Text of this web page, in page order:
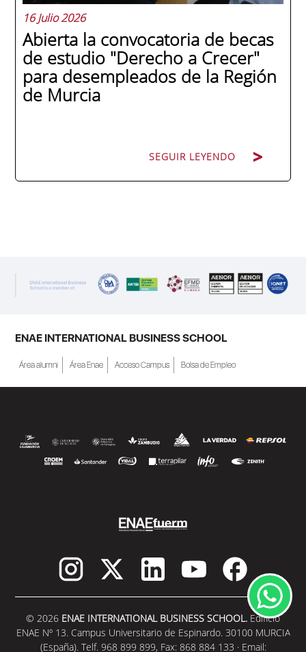
16 Julio 2026
Abierta la convocatoria de becas
de estudio "Derecho a Crecer"
para desempleados de la Región
de Murcia
SEGUIR LEYENDO
a Crecer". El programa está dirigido a
personas inscritas como demandantes de
becas de estudio parciales (50%), además
de al menos una beca...
ENAE INTERNATIONAL BUSINESS SCHOOL
Área alumni Área Enae Acceso Campus Bolsa de Empleo
© 2026 ENAE INTERNATIONAL BUSINESS SCHOOL. Edificio
ENAE Nº 13. Campus Universitario de Espinardo. 30100 MURCIA
(España). Telf. 968 899 899, Fax: 868 884 133 · Email: